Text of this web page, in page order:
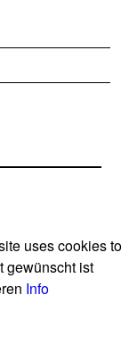
uses cookies to
gewünscht ist
Info